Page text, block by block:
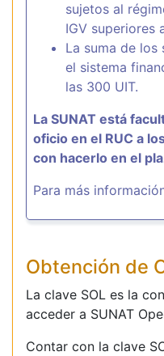
sujetos al
IGV superiores
La suma de los
el sistema
las 300 UIT.
La SUNAT está
oficio en el RUC a
con hacerlo en el
Para más
Obtención de
La clave SOL es la
acceder a SUNAT
Contar con la clave